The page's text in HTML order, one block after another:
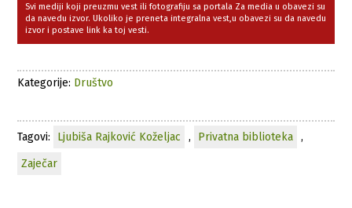
Svi mediji koji preuzmu vest ili fotografiju sa portala Za media u obavezi su
da navedu izvor. Ukoliko je preneta integralna vest,u obavezi su da navedu
izvor i postave link ka toj vesti.
Kategorije: Društvo
Tagovi: Ljubiša Rajković Koželjac , Privatna biblioteka
,
Zaječar